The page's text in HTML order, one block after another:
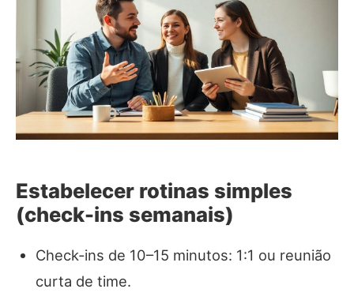
Estabelecer rotinas simples
(check-ins semanais)
Check‑ins de 10–15 minutos: 1:1 ou reunião
curta de time.